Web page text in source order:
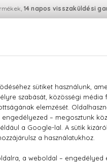
14 napos visszaküldési
De Toilette